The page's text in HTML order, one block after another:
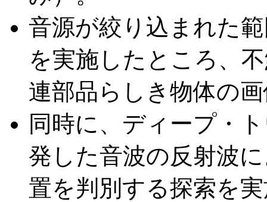
音源が絞り込まれた
を実施したところ、
連部品らしき物体の
同時に、ディープ・
発した音波の反射波
置を判別する探索を